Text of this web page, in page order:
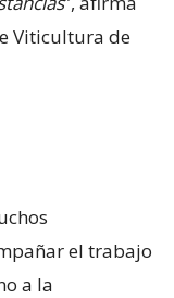
Viticultura de
el trabajo
a la